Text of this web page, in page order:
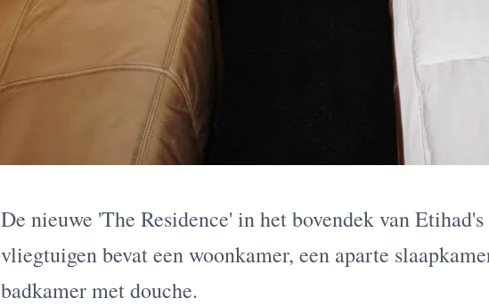
De nieuwe 'The Residence' in het bovendek van
vliegtuigen bevat een woonkamer, een aparte
badkamer met douche.